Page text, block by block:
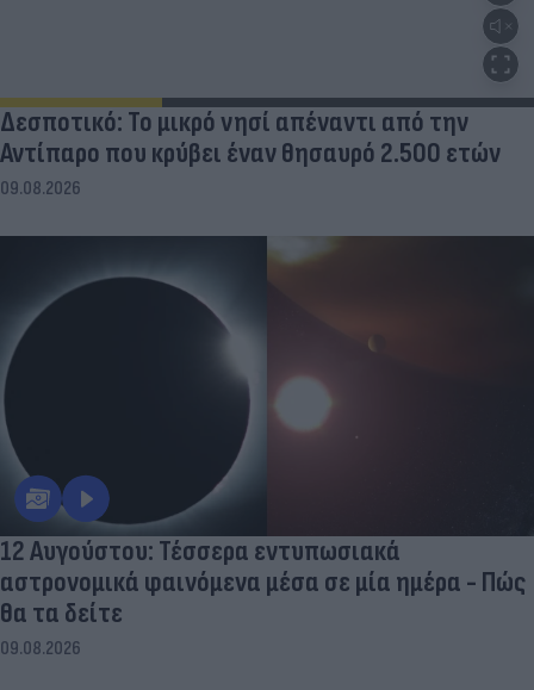
Δεσποτικό: Το μικρό νησί απέναντι από την
Αντίπαρο που κρύβει έναν θησαυρό 2.500 ετών
09.08.2026
12 Αυγούστου: Τέσσερα εντυπωσιακά
αστρονομικά φαινόμενα μέσα σε μία ημέρα - Πώς
θα τα δείτε
09.08.2026